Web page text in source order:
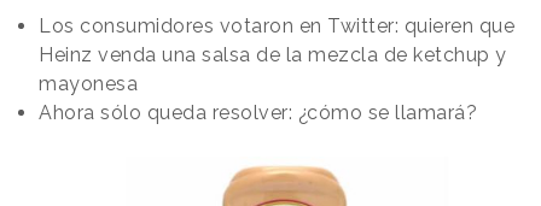
Los consumidores votaron en Twitter: quieren que
Heinz venda una salsa de la mezcla de ketchup y
mayonesa
Ahora sólo queda resolver: ¿cómo se llamará?